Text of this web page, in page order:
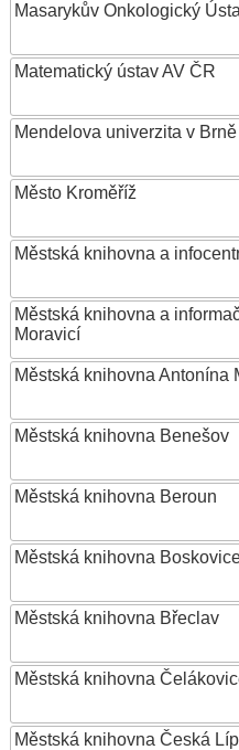
Masarykův Onkologický
Matematický ústav AV ČR
Mendelova univerzita v Brně
Město Kroměříž
Městská knihovna a
Městská knihovna a
Moravicí
Městská knihovna Antonína
Městská knihovna Benešov
Městská knihovna Beroun
Městská knihovna
Městská knihovna Břeclav
Městská knihovna
Městská knihovna Česká